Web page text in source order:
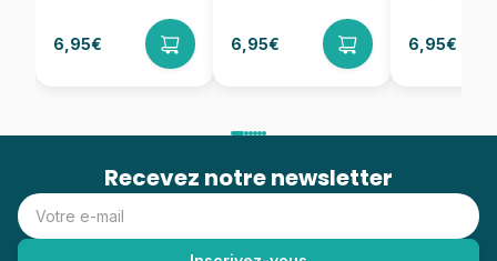
6,95€ 6,95€ 6,95€
Recevez notre newsletter